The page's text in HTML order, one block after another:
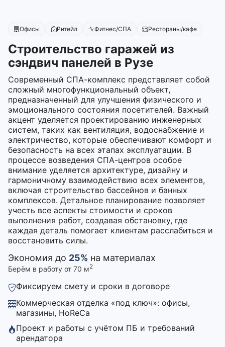
Офисы Ритейл Фитнес/СПА Рестораны/кафе
Строительство гаражей из
сэндвич панелей в Рузе
Современный СПА-комплекс представляет собой
сложный многофункциональный объект,
предназначенный для улучшения физического и
эмоционального состояния посетителей. Важный
акцент уделяется проектированию инженерных
систем, таких как вентиляция, водоснабжение и
электричество, которые обеспечивают комфорт и
безопасность на всех этапах эксплуатации. В
процессе возведения СПА-центров особое
внимание уделяется архитектуре, дизайну и
гармоничному взаимодействию всех элементов,
включая строительство бассейнов и банных
комплексов. Детальное планирование позволяет
учесть все аспекты стоимости и сроков
выполнения работ, создавая обстановку, где
каждая деталь помогает клиентам расслабиться и
восстановить силы.
Экономия до 25% на материалах
Берём в работу от 70 м2
Фиксируем смету и сроки в договоре
Коммерческая отделка «под ключ»: офисы,
магазины, HoReCa
Проект и работы с учётом ПБ и требований
арендатора